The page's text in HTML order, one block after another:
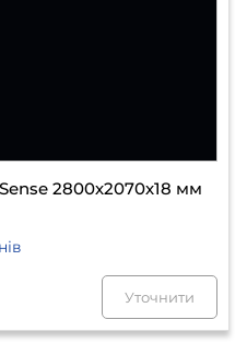
2800х2070х18 мм
Уточнити